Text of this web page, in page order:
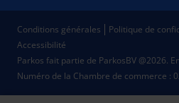
Parkos fait partie de ParkosBV @2026.
Numéro de la Chambre de commerce :
Conditions générales Politique de
Accessibilité